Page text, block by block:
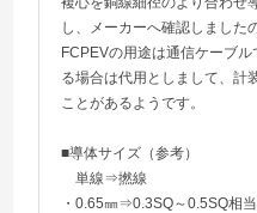
し、メーカーへ確認しました
FCPEVの用途は通信ケーブ
る場合は代用としまして、計
ことがあるようです。
■導体サイズ（参考）
単線⇒撚線
・0.65㎜⇒0.3SQ～0.5SQ相当